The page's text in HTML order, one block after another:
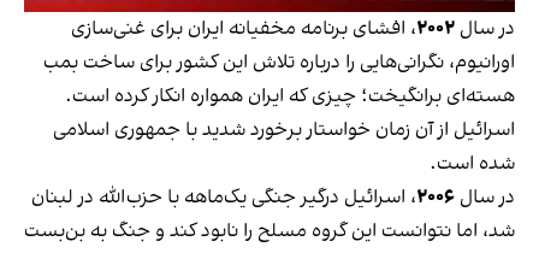
در سال ۲۰۰۲، افشای برنامه مخفیانه ایران برای غنی‌سازی
اورانیوم، نگرانی‌هایی را درباره تلاش این کشور برای ساخت بمب
هسته‌ای برانگیخت؛ چیزی که ایران همواره انکار کرده است.
اسرائیل از آن زمان خواستار برخورد شدید با جمهوری اسلامی
شده است.
در سال ۲۰۰۶، اسرائیل درگیر جنگی یک‌ماهه با حزب‌الله در لبنان
شد، اما نتوانست این گروه مسلح را نابود کند و جنگ به بن‌بست